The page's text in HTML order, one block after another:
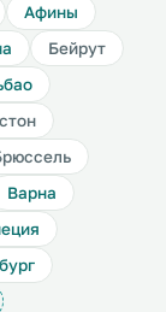
Афины
Бейрут
Варна